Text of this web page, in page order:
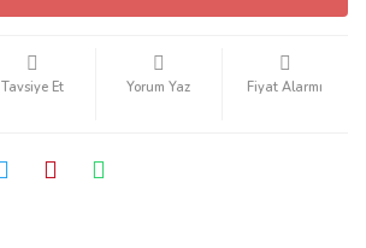
Tavsiye Et Yorum Yaz Fiyat Alarmı